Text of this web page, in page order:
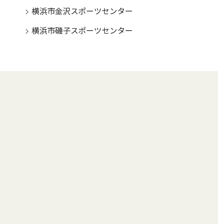
横浜市金沢スポーツセンター
横浜市磯子スポーツセンター